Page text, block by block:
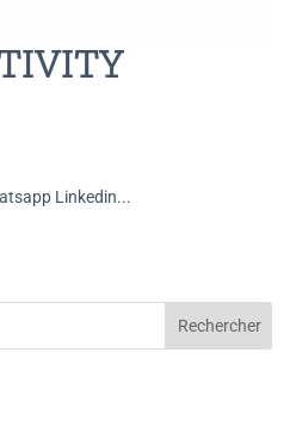
Linkedin...